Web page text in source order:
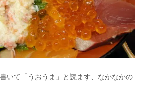
いて「うおうま」と読ます、なかなかの